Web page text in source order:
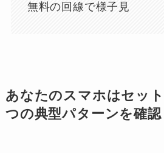
無料の回線で様子見
あなたのスマホはセッ
つの典型パターンを確認